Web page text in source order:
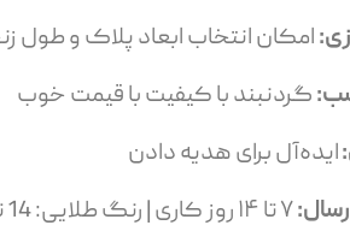
امکان انتخاب ابعاد پلاک و طول
گردنبند با کیفیت با قیمت خوب
ایده‌آل برای هدیه دادن